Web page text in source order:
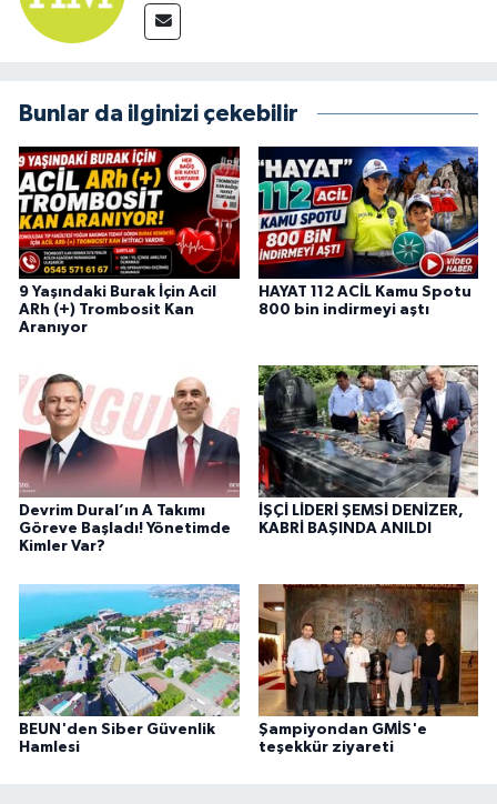
Bunlar da ilginizi çekebilir
9 Yaşındaki Burak İçin Acil
ARh (+) Trombosit Kan
Aranıyor
HAYAT 112 ACİL Kamu Spotu
800 bin indirmeyi aştı
Devrim Dural’ın A Takımı
Göreve Başladı! Yönetimde
Kimler Var?
İŞÇİ LİDERİ ŞEMSİ DENİZER,
KABRİ BAŞINDA ANILDI
BEUN'den Siber Güvenlik
Hamlesi
Şampiyondan GMİS'e
teşekkür ziyareti